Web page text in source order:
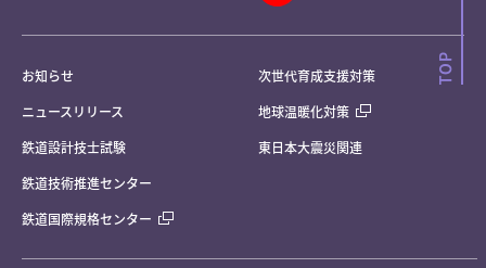
お知らせ
ニュースリリース
鉄道設計技士試験
鉄道技術推進センター
鉄道国際規格センター
次世代育成支援対策
地球温暖化対策
東日本大震災関連